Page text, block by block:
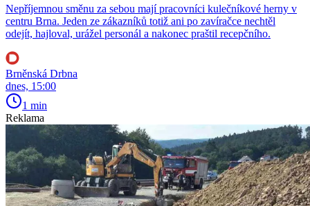
Nepříjemnou směnu za sebou mají pracovníci kulečníkové herny v
centru Brna. Jeden ze zákazníků totiž ani po zavíračce nechtěl
odejít, hajloval, urážel personál a nakonec praštil recepčního.
Brněnská Drbna
dnes, 15:00
1 min
Reklama